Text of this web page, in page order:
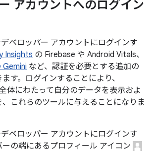
アカウントへのログイン
ベロッパー アカウントにログインす
Insights の Firebase や Android Vitals、
など、認証を必要とする追加の
す。ログインすることにより、
体にわたって自分のデータを表示およ
これらのツールに与えることになりま
ベロッパー アカウントにログインす
の端にあるプロフィール アイコン